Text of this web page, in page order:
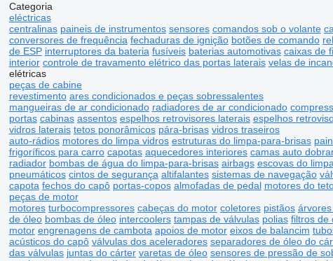
Categoria
eléctricas
centralinas paineis de instrumentos sensores comandos sob o volante
conversores de frequência fechaduras de ignição botões de comando
de ESP interruptores da bateria fusíveis baterias automotivas caixas de
interior controle de travamento elétrico das portas laterais velas de
elétricas
peças de cabine
revestimento ares condicionados e peças sobressalentes
mangueiras de ar condicionado radiadores de ar condicionado
portas cabinas assentos espelhos retrovisores laterais espelhos
vidros laterais tetos ponorâmicos pára-brisas vidros traseiros
auto-rádios motores do limpa vidros estruturas do limpa-para-brisas
frigoríficos para carro capotas aquecedores interiores camas auto
radiador bombas de água do limpa-para-brisas airbags escovas do
pneumáticos cintos de segurança altifalantes sistemas de navegação
capota fechos do capô portas-copos almofadas de pedal motores do
peças de motor
motores turbocompressores cabeças do motor coletores pistãos
de óleo bombas de óleo intercoolers tampas de válvulas polias filtros de
motor engrenagens de cambota apoios de motor eixos de balancim
acústicos do capô válvulas dos aceleradores separadores de óleo do
das válvulas juntas do cárter varetas de óleo sensores de pressão de